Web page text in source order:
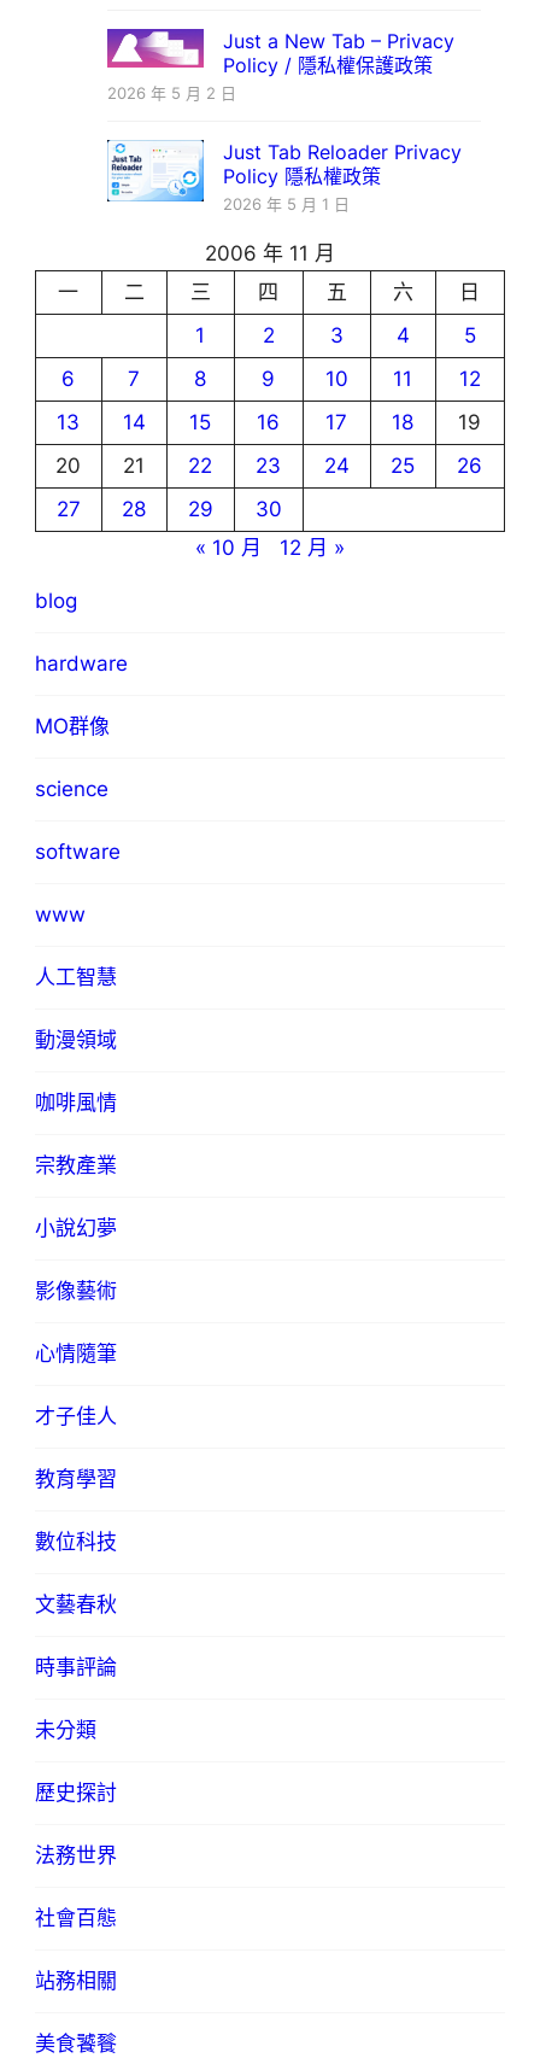
Just a New Tab – Privacy
Policy / 隱私權保護政策
2026 年 5 月 2 日
Just Tab Reloader Privacy
Policy 隱私權政策
2026 年 5 月 1 日
2006 年 11 月
一
二 三 四 五 六
日
1
2 3 4
5
6
7 8 9 10 11
12
13
14 15 16 17 18
19
20
21 22 23 24 25
26
27
28 29
30
« 10 月
12 月 »
blog
hardware
MO群像
science
software
www
人工智慧
動漫領域
咖啡風情
宗教產業
小說幻夢
影像藝術
心情隨筆
才子佳人
教育學習
數位科技
文藝春秋
時事評論
未分類
歷史探討
法務世界
社會百態
站務相關
美食饕餮